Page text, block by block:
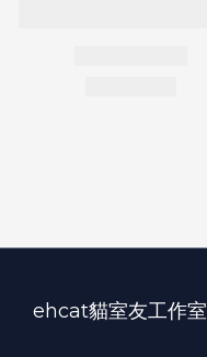
ehcat貓室友工作室